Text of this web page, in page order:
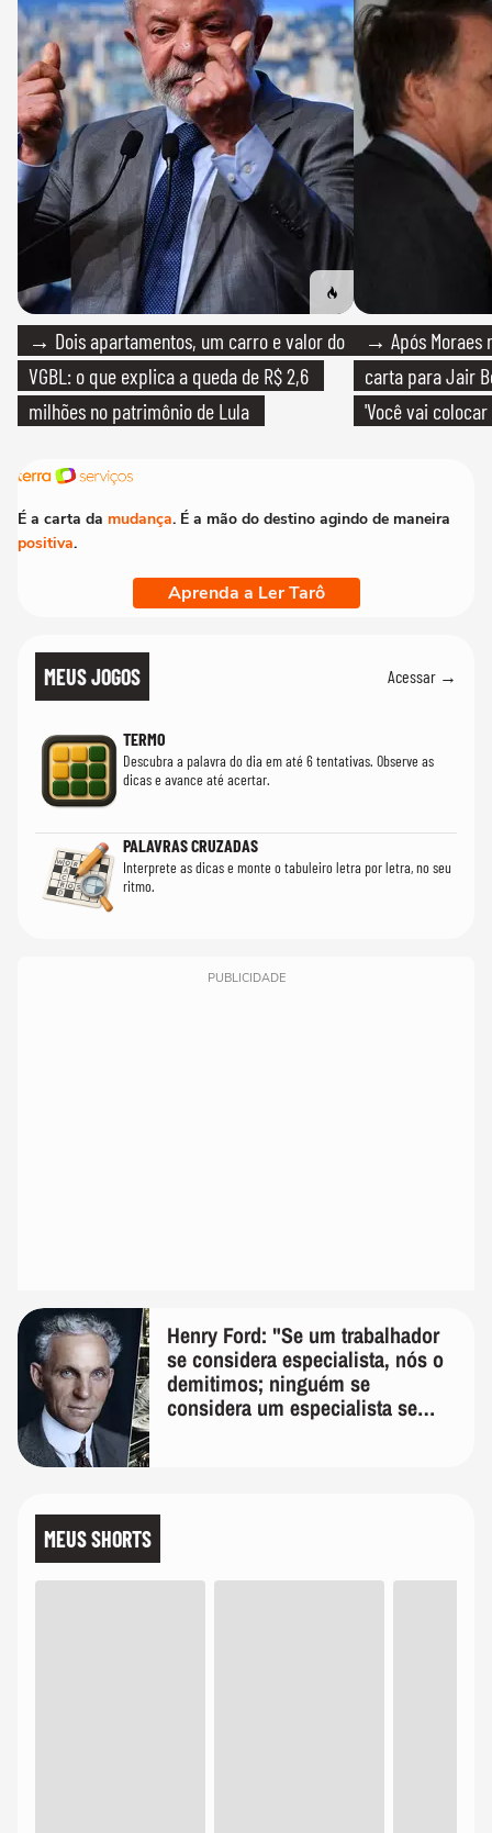
→ Dois apartamentos, um carro e valor do
VGBL: o que explica a queda de R$ 2,6
milhões no patrimônio de Lula
→ Após Moraes
carta para Jair
'Você vai
É a carta da mudança. É a mão do destino agindo de maneira
positiva.
Aprenda a Ler Tarô
MEUS JOGOS Acessar →
TERMO
Descubra a palavra do dia em até 6 tentativas. Observe as
dicas e avance até acertar.
PALAVRAS CRUZADAS
Interprete as dicas e monte o tabuleiro letra por letra, no seu
ritmo.
PUBLICIDADE
Henry Ford: "Se um trabalhador
se considera especialista, nós o
demitimos; ninguém se
considera um especialista se
MEUS SHORTS